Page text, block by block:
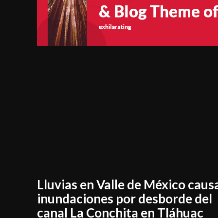
Lluvias en Valle de México
inundaciones por desborde del
canal La Conchita en Tláhuac